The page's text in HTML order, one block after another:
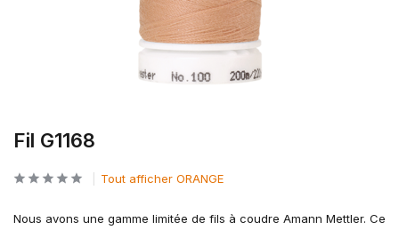
Fil G1168
Tout afficher ORANGE
Nous avons une gamme limitée de fils à coudre Amann Mettler. Ce